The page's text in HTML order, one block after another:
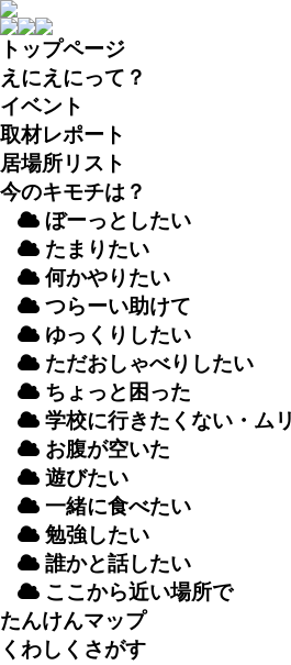
トップページ
えにえにって？
イベント
取材レポート
居場所リスト
今のキモチは？
ぼーっとしたい
たまりたい
何かやりたい
つらーい助けて
ゆっくりしたい
ただおしゃべりしたい
ちょっと 困 った
学校に行きたくない・ム
お腹が空いた
遊びたい
一緒に食べたい
勉強したい
誰かと話したい
ここから近い場所で
たんけんマップ
くわしくさがす